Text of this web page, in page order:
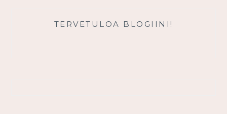
TERVETULOA BLOGIINI!